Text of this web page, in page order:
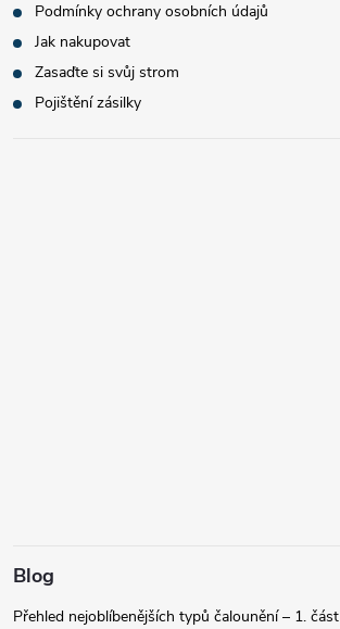
Podmínky ochrany osobních údajů
Jak nakupovat
Zasaďte si svůj strom
Pojištění zásilky
Blog
Přehled nejoblíbenějších typů čalounění – 1. část